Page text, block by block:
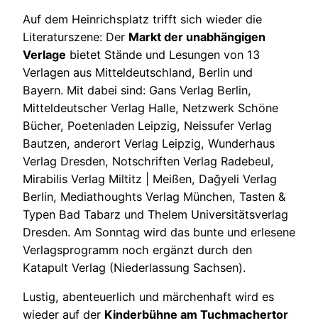
Auf dem Heinrichsplatz trifft sich wieder die
Literaturszene: Der Markt der unabhängigen
Verlage bietet Stände und Lesungen von 13
Verlagen aus Mitteldeutschland, Berlin und
Bayern. Mit dabei sind: Gans Verlag Berlin,
Mitteldeutscher Verlag Halle, Netzwerk Schöne
Bücher, Poetenladen Leipzig, Neissufer Verlag
Bautzen, anderort Verlag Leipzig, Wunderhaus
Verlag Dresden, Notschriften Verlag Radebeul,
Mirabilis Verlag Miltitz | Meißen, Dağyeli Verlag
Berlin, Mediathoughts Verlag München, Tasten &
Typen Bad Tabarz und Thelem Universitätsverlag
Dresden. Am Sonntag wird das bunte und erlesene
Verlagsprogramm noch ergänzt durch den
Katapult Verlag (Niederlassung Sachsen).
Lustig, abenteuerlich und märchenhaft wird es
wieder auf der Kinderbühne am Tuchmachertor